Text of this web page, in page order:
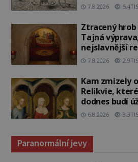
7.8.2026 5.4TIS
Ztracený
Tajná
nejslavnější
7.8.2026 2.9TIS
Kam zmizely
Relikvie,
dodnes budí
6.8.2026 3.3TIS
Paranormální jevy